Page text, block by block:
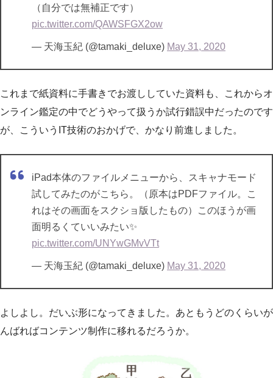
（自分では無補正です）
pic.twitter.com/QAWSFGX2ow
— 天海玉紀 (@tamaki_deluxe) May 31, 2020
これまで紙資料に手書きでお渡ししていた資料も、これからオ
ンライン鑑定の中でどうやって扱うか試行錯誤中だったのです
が、こういうIT技術のおかげで、かなり前進しました。
iPad本体のファイルメニューから、スキャナモード
試してみたのがこちら。（原本はPDFファイル。こ
れはその画面をスクショ版したもの）このほうが画
面明るくていいみたい✨
pic.twitter.com/UNYwGMvVTt
— 天海玉紀 (@tamaki_deluxe) May 31, 2020
よしよし。だいぶ形になってきました。あともうどのくらいが
んばればコンテンツ制作に移れるだろうか。